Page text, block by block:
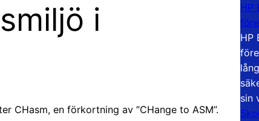
i
CHasm, en förkortning av ”CHange to ASM”.
HP
HP
sin